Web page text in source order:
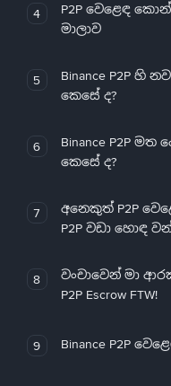
4
P2P වෙළෙඳ
මාලාව
5
Binance P2P හි
කෙසේ ද?
6
Binance P2P
කෙසේ ද?
7
අනෙකුත් P2P
P2P වඩා හොඳ
8
වංචාවෙන් මා
P2P Escrow FTW!
9 Binance P2P